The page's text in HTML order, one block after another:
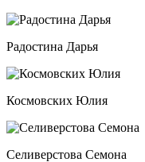
Радостина Дарья
Космовских Юлия
Селиверстова Семона